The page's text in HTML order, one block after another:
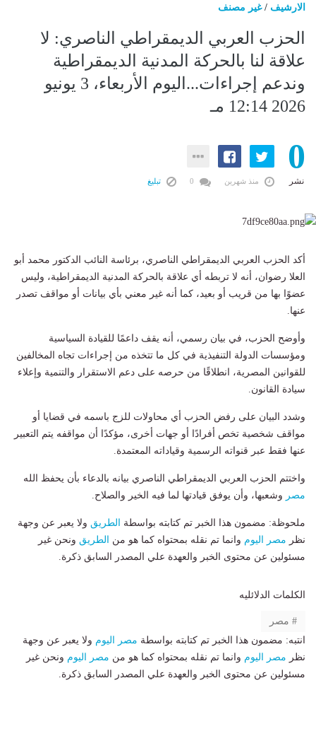
الارشيف /غير مصنف
الحزب العربي الديمقراطي الناصري: لا
علاقة لنا بالحركة المدنية الديمقراطية
وندعم إجراءات...اليوم الأربعاء، 3 يونيو
2026 12:14 مـ
0
نشر منذ شهرين تبليغ
أكد الحزب العربي الديمقراطي الناصري، برئاسة النائب الدكتور محمد أبو
العلا رضوان، أنه لا تربطه أي علاقة بالحركة المدنية الديمقراطية، وليس
عضوًا بها من قريب أو بعيد، كما أنه غير معني بأي بيانات أو مواقف تصدر
عنها.
وأوضح الحزب، في بيان رسمي، أنه يقف داعمًا للقيادة السياسية
ومؤسسات الدولة التنفيذية في كل ما تتخذه من إجراءات تجاه المخالفين
للقوانين المصرية، انطلاقًا من حرصه على دعم الاستقرار والتنمية وإعلاء
سيادة القانون.
وشدد البيان على رفض الحزب أي محاولات للزج باسمه في قضايا أو
مواقف شخصية تخص أفرادًا أو جهات أخرى، مؤكدًا أن مواقفه يتم التعبير
عنها فقط عبر قنواته الرسمية وقياداته المعتمدة.
واختتم الحزب العربي الديمقراطي الناصري بيانه بالدعاء بأن يحفظ الله
مصر وشعبها، وأن يوفق قيادتها لما فيه الخير والصلاح.
ملحوظة: مضمون هذا الخبر تم كتابته بواسطة الطريق ولا يعبر عن وجهة
نظر مصر اليوم وانما تم نقله بمحتواه كما هو من الطريق ونحن غير
مسئولين عن محتوى الخبر والعهدة علي المصدر السابق ذكرة.
الكلمات الدلائليه
مصر
انتبه: مضمون هذا الخبر تم كتابته بواسطة مصر اليوم ولا يعبر عن وجهة
نظر مصر اليوم وانما تم نقله بمحتواه كما هو من مصر اليوم ونحن غير
مسئولين عن محتوى الخبر والعهدة علي المصدر السابق ذكرة.